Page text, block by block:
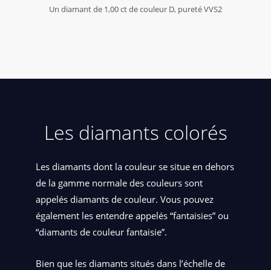
Un diamant de 1,00 ct de couleur D, pureté VVS2
Les diamants colorés
Les diamants dont la couleur se situe en dehors
de la gamme normale des couleurs sont
appelés diamants de couleur. Vous pouvez
également les entendre appelés “fantaisies” ou
“diamants de couleur fantaisie”.
Bien que les diamants situés dans l’échelle de